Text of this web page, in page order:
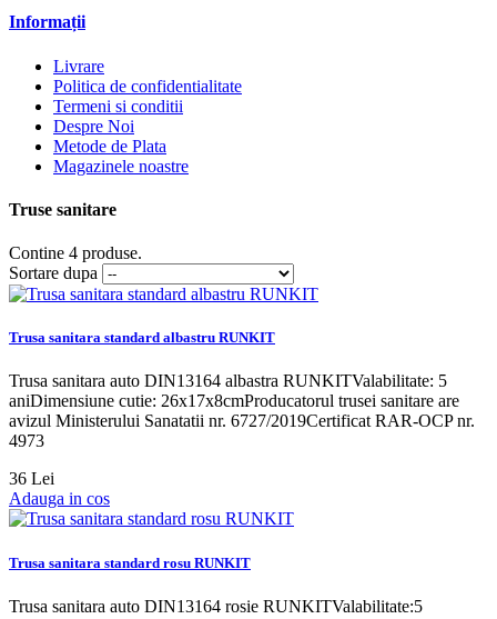
Informații
Livrare
Politica de confidentialitate
Termeni si conditii
Despre Noi
Metode de Plata
Magazinele noastre
Truse sanitare
Contine 4 produse.
Sortare dupa
Trusa sanitara standard albastru RUNKIT
Trusa sanitara auto DIN13164 albastra RUNKITValabilitate: 5
aniDimensiune cutie: 26x17x8cmProducatorul trusei sanitare are
avizul Ministerului Sanatatii nr. 6727/2019Certificat RAR-OCP nr.
4973
36 Lei
Adauga in cos
Trusa sanitara standard rosu RUNKIT
Trusa sanitara auto DIN13164 rosie RUNKITValabilitate:5